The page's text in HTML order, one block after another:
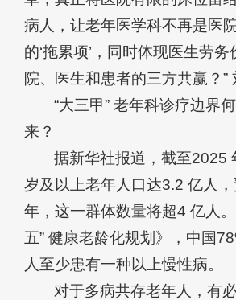
病人，让老年医学科不再是医院
的‘拖累项’，同时体现医生劳
院、医生和患者的三方共赢？”
“大三甲” 老年科诊疗边界
来？
据新华社报道，截至2025
岁及以上老年人口达3.2 亿人
年，这一群体数量将超4 亿人
五” 健康老龄化规划》，中国
人至少患有一种以上慢性病。
对于多病共存老年人，有